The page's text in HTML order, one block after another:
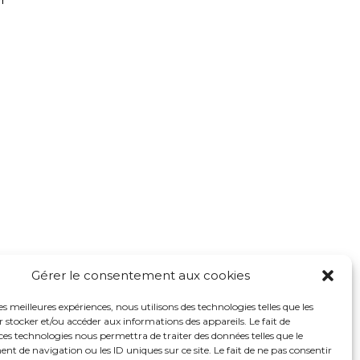
Gérer le consentement aux cookies
meilleures expériences, nous utilisons des technologies telles que les
stocker et/ou accéder aux informations des appareils. Le fait de
technologies nous permettra de traiter des données telles que le
de navigation ou les ID uniques sur ce site. Le fait de ne pas consentir